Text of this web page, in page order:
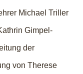
Michael Triller
Gimpel-
der
von Therese